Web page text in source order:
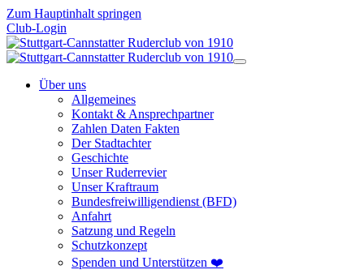
Zum Hauptinhalt springen
Club-Login
Über uns
Allgemeines
Kontakt & Ansprechpartner
Zahlen Daten Fakten
Der Stadtachter
Geschichte
Unser Ruderrevier
Unser Kraftraum
Bundesfreiwilligendienst (BFD)
Anfahrt
Satzung und Regeln
Schutzkonzept
Spenden und Unterstützen ❤️